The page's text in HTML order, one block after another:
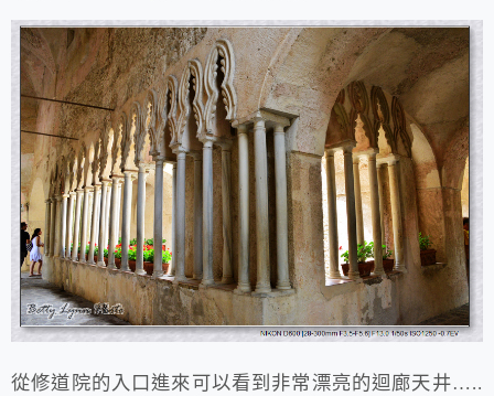
從修道院的入口進來可以看到非常漂亮的迴廊天井…..